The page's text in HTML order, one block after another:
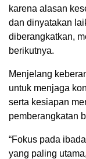
karena alasan
dan dinyatakan
diberangkatkan,
berikutnya.
Menjelang
untuk menjaga
serta kesiapan
pemberangkatan
“Fokus pada
yang paling